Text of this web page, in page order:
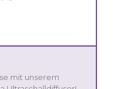
mit unserem